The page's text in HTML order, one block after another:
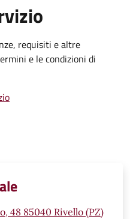
requisiti e altre
e le condizioni di
48 85040 Rivello (PZ)